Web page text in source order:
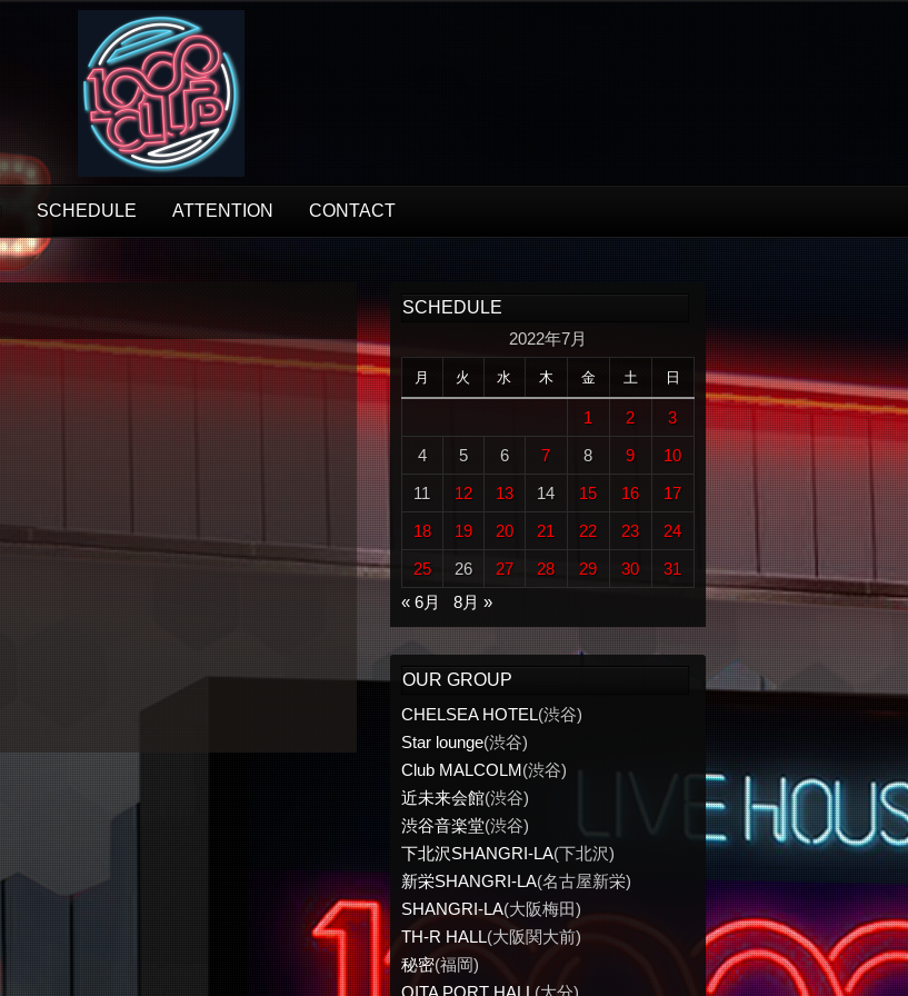
SCHEDULE ATTENTION CONTACT
SCHEDULE
2022年7月
月 火 水 木 金 土 日
1 2
3
4
5 6 7 8 9
10
11
12 13 14 15 16
17
18
19 20 21 22 23
24
25
26 27 28 29 30
31
« 6月
8月 »
OUR GROUP
CHELSEA HOTEL(渋谷)
Star lounge(渋谷)
Club MALCOLM(渋谷)
近未来会館(渋谷)
渋谷音楽堂(渋谷)
下北沢SHANGRI-LA(下北沢)
新栄SHANGRI-LA(名古屋新栄)
SHANGRI-LA(大阪梅田)
TH-R HALL(大阪関大前)
秘密(福岡)
OITA PORT HALL (大分)